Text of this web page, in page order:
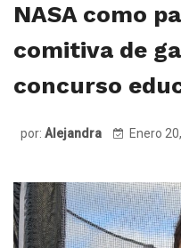
NASA como
comitiva de
concurso
por: Alejandra Enero